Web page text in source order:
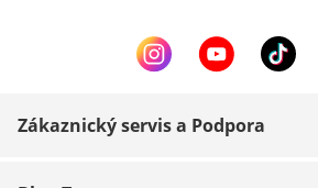
Zákaznický servis a Podpora